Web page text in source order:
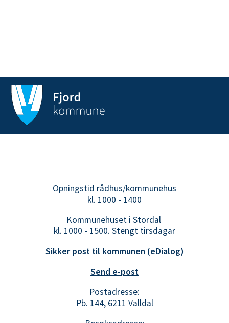
Opningstid rådhus/kommunehus
kl. 1000 - 1400
Kommunehuset i Stordal
kl. 1000 - 1500. Stengt tirsdagar
Sikker post til kommunen (eDialog)
Send e-post
Postadresse:
Pb. 144, 6211 Valldal